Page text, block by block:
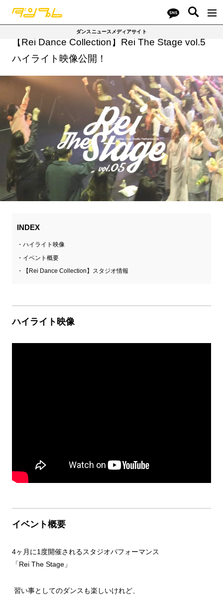
ダンスニュースメディアサイト
【Rei Dance Collection】Rei The Stage vol.5
ハイライト映像公開！
INDEX
ハイライト映像
イベント概要
【Rei Dance Collection】スタジオ情報
ハイライト映像
イベント概要
4ヶ月に1度開催されるスタジオパフォーマンス
「Rei The Stage」
習い事としてのダンスも楽しいけれど、